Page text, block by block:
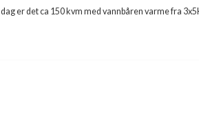
dag er det ca 150 kvm med vannbåren varme fra